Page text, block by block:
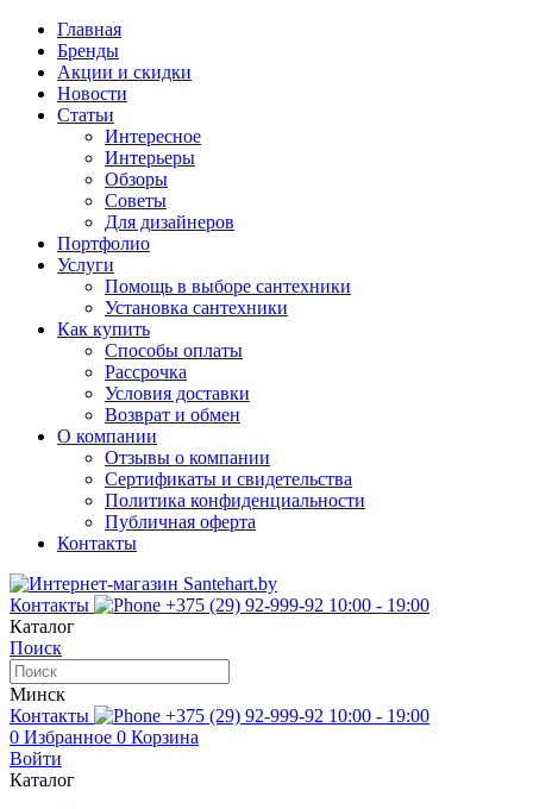
Главная
Бренды
Акции и скидки
Новости
Статьи
Интересное
Интерьеры
Обзоры
Советы
Для дизайнеров
Портфолио
Услуги
Помощь в выборе сантехники
Установка сантехники
Как купить
Способы оплаты
Рассрочка
Условия доставки
Возврат и обмен
О компании
Отзывы о компании
Сертификаты и свидетельства
Политика конфиденциальности
Публичная оферта
Контакты
Контакты +375 (29) 92-999-92 10:00 - 19:00
Каталог
Поиск
Минск
Контакты
+375 (29) 92-999-92 10:00 - 19:00
0 Избранное 0 Корзина
Войти
Каталог